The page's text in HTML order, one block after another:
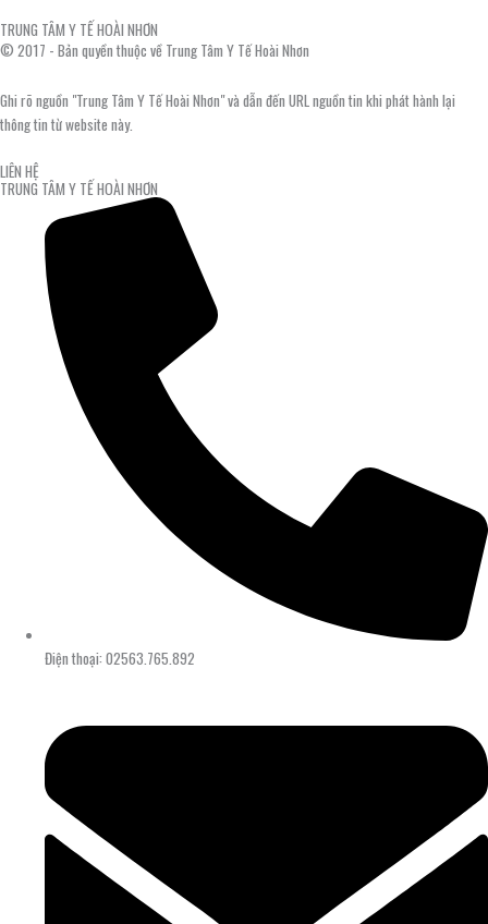
TRUNG TÂM Y TẾ HOÀI NHƠN
© 2017 - Bản quyền thuộc về Trung Tâm Y Tế Hoài Nhơn
Ghi rõ nguồn "Trung Tâm Y Tế Hoài Nhơn" và dẫn đến URL nguồn tin khi phát hành lại
thông tin từ website này.
LIÊN HỆ
TRUNG TÂM Y TẾ HOÀI NHƠN
Điện thoại: 02563.765.892